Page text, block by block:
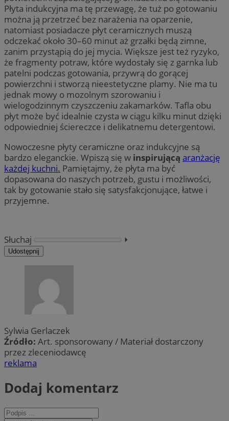
Płyta indukcyjna ma tę przewagę, że tuż po gotowaniu
można ją przetrzeć bez narażenia na oparzenie,
natomiast posiadacze płyt ceramicznych muszą
odczekać około 30–60 minut aż grzałki będą zimne,
zanim przystąpią do jej mycia. Większe jest też ryzyko,
że fragmenty potraw, które wydostały się z garnka lub
patelni podczas gotowania, przywrą do gorącej
powierzchni i stworzą nieestetyczne plamy. Nie ma tu
jednak mowy o mozolnym szorowaniu i
wielogodzinnym czyszczeniu zakamarków. Tafla obu
płyt może być idealnie czysta w ciągu kilku minut dzięki
odpowiedniej ściereczce i delikatnemu detergentowi.
Nowoczesne płyty ceramiczne oraz indukcyjne są
bardzo eleganckie. Wpiszą się w inspirującą aranżację
każdej kuchni. Pamiętajmy, że płyta ma być
dopasowana do naszych potrzeb, gustu i możliwości,
tak by gotowanie stało się satysfakcjonujące, łatwe i
przyjemne.
Słuchaj ⏵︎
Udostępnij
Sylwia Gerlaczek
Źródło: Art. sponsorowany / Materiał dostarczony
przez zleceniodawcę
reklama
Dodaj komentarz